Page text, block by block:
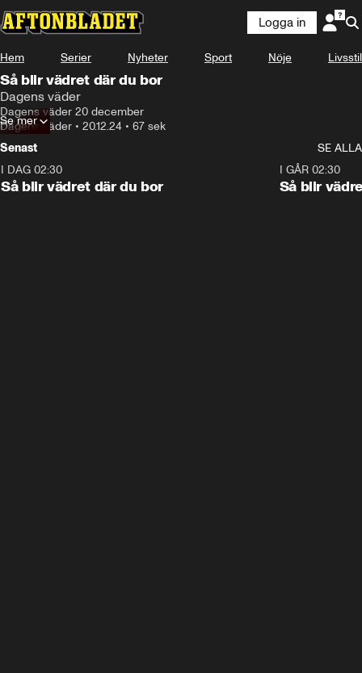
Logga in
Hem Serier Nyheter Sport Nöje Livsstil
Så blir vädret där du bor
Dagens väder
Dagens väder 20 december
Dagens väder • 20.12.24 • 67 sek
Se mer
Senast
SE ALLA
I DAG 02:30
Så blir vädret där du bor
I GÅR 02:30
Så blir